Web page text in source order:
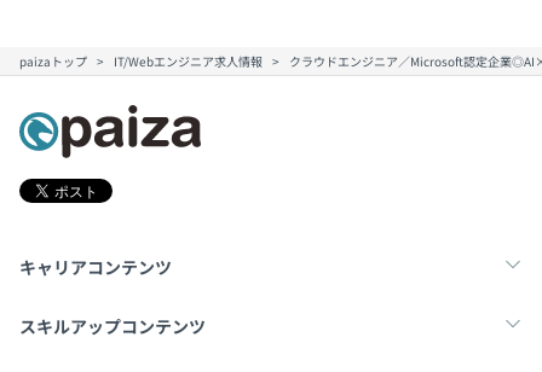
paizaトップ IT/Webエンジニア求人情報 クラウドエンジニア／Microsoft認定企業
キャリアコンテンツ
転職・キャリア
スキルアップコンテンツ